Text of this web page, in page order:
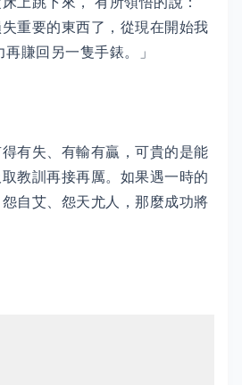
失重要的東西了，從現在開始我
賺回另一隻手錶。」
有失、有輸有贏，可貴的是能
教訓再接再厲。如果遇一時的
自艾、怨天尤人，那麼成功將